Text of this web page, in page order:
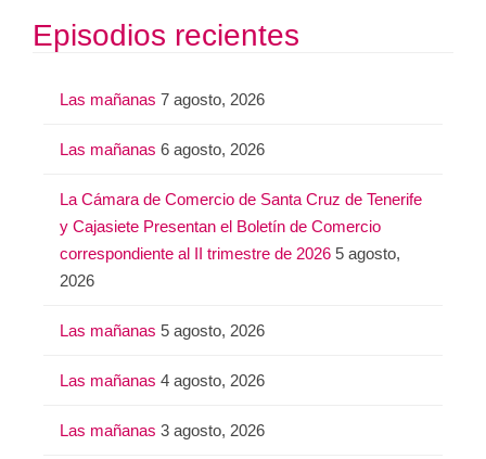
Episodios recientes
Las mañanas 7 agosto, 2026
Las mañanas 6 agosto, 2026
La Cámara de Comercio de Santa Cruz de Tenerife
y Cajasiete Presentan el Boletín de Comercio
correspondiente al II trimestre de 2026 5 agosto,
2026
Las mañanas 5 agosto, 2026
Las mañanas 4 agosto, 2026
Las mañanas 3 agosto, 2026